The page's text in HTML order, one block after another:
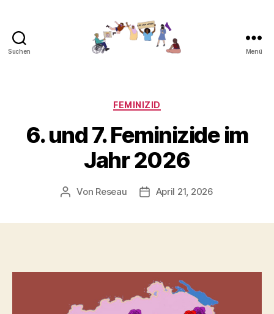
Suchen Menü
Kategorien
FEMINIZID
6. und 7. Feminizide im
Jahr 2026
Beitragsautor
Von Reseau Veröffentlichungsdatum
April 21, 2026